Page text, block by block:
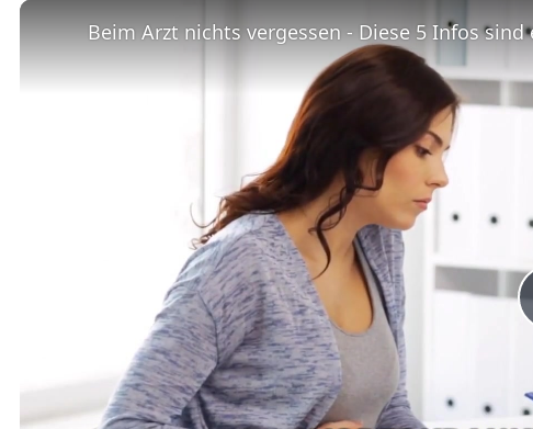
Beim Arzt nichts vergessen - Diese 5 Infos sind